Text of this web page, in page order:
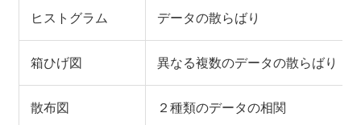
ヒストグラム データの散らばり
箱ひげ図 異なる複数のデータの散らばり
散布図 ２種類のデータの相関